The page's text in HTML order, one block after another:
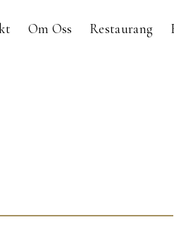
Om Oss Restaurang